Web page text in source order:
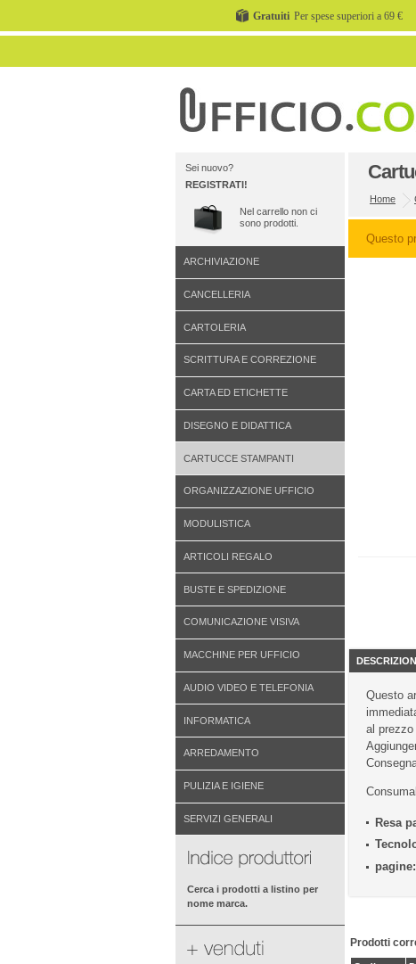
Gratuiti Per spese superiori a 69 €
Sei nuovo?
REGISTRATI!
Nel carrello non ci
sono prodotti.
ARCHIVIAZIONE
CANCELLERIA
CARTOLERIA
SCRITTURA E CORREZIONE
CARTA ED ETICHETTE
DISEGNO E DIDATTICA
CARTUCCE STAMPANTI
ORGANIZZAZIONE UFFICIO
MODULISTICA
ARTICOLI REGALO
BUSTE E SPEDIZIONE
COMUNICAZIONE VISIVA
MACCHINE PER UFFICIO
AUDIO VIDEO E TELEFONIA
INFORMATICA
ARREDAMENTO
PULIZIA E IGIENE
SERVIZI GENERALI
Cerca i prodotti a listino per
nome marca.
Home
Questo
Questo
al prezzo
Resa
pagine:
Prodotti